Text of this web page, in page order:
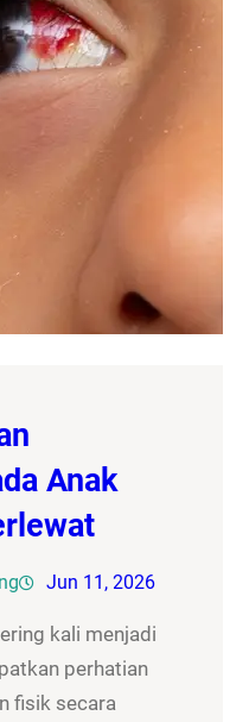
Anak
Jun 11, 2026
kali menjadi
perhatian
fisik secara